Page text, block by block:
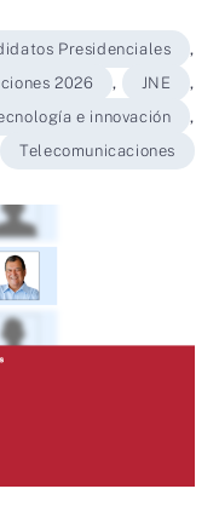
Presidenciales
,
2026 , JNE
,
e innovación
,
Telecomunicaciones